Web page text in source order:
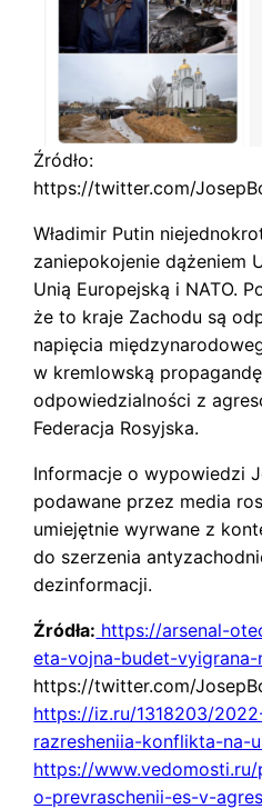
Źródło:
https://twitter.com/
Władimir Putin
zaniepokojenie dążeniem
Unią Europejską i NATO.
że to kraje Zachodu są
napięcia
w kremlowską
odpowiedzialności z
Federacja Rosyjska.
Informacje o wypowiedzi
podawane przez media
umiejętnie wyrwane z
do szerzenia
dezinformacji.
Źródła: https://arsenal-
eta-vojna-budet-
https://twitter.com/
https://iz.ru/1318203/
razresheniia-konflikta-na-
https://
o-prevraschenii-es-v-